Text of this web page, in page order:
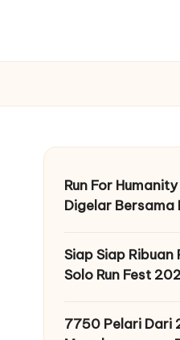
Run For
Digelar Bersama
Siap Siap Ribuan
Solo Run Fest
7750 Pelari Dari